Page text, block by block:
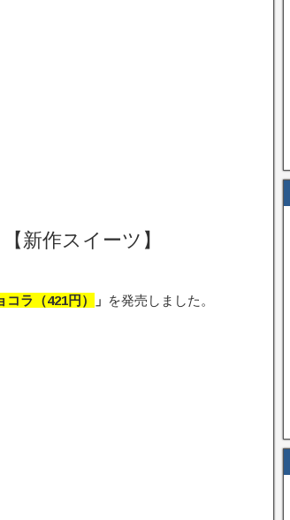
新作スイーツ】
ラ（421円） 」 を発売しました。